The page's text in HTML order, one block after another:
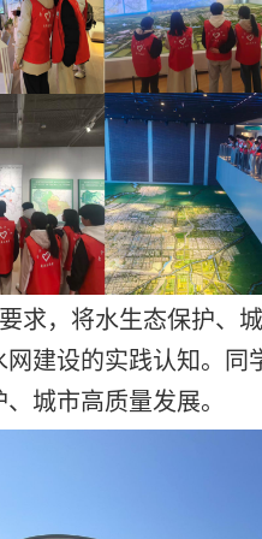
求，将水生态保护、
建设的实践认知。
城市高质量发展。